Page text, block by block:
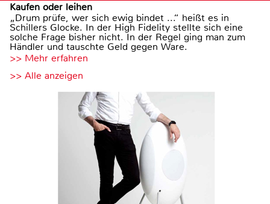
Kaufen oder leihen
„Drum prüfe, wer sich ewig bindet ...“ heißt es in
Schillers Glocke. In der High Fidelity stellte sich eine
solche Frage bisher nicht. In der Regel ging man zum
Händler und tauschte Geld gegen Ware.
>> Mehr erfahren
>> Alle anzeigen